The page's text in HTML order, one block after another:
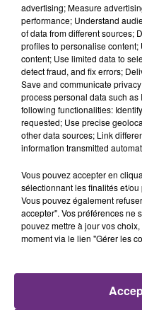
WIZ KHALIFA FEAT. CHARLIE
See You Again
17h56
17h56
advertising; Measure
performance; Understand
of data from different sources;
profiles to personalise
content; Use limited data to
detect fraud, and fix errors;
Save and communicate
process personal data such
following functionalities:
requested; Use precise
other data sources; Link
information transmitted
Vous pouvez accepter en
sélectionnant les finalités et/
Vous pouvez également
accepter". Vos préférences ne
pouvez mettre à jour vos
moment via le lien "Gérer les